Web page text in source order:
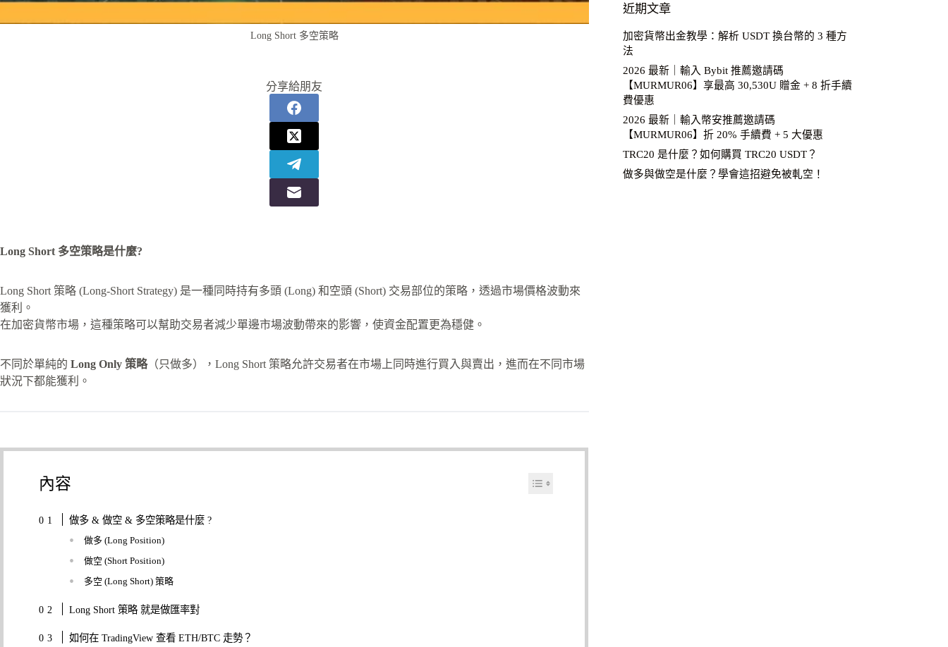
Long Short 多空策略
分享給朋友
Long Short 多空策略是什麼?
Long Short 策略 (Long-Short Strategy) 是一種同時持有多頭 (Long) 和空頭 (Short) 交易部位的策略，透過市場價格波動來
獲利。
在加密貨幣市場，這種策略可以幫助交易者減少單邊市場波動帶來的影響，使資金配置更為穩健。
不同於單純的 Long Only 策略（只做多），Long Short 策略允許交易者在市場上同時進行買入與賣出，進而在不同市場
狀況下都能獲利。
內容
做多 & 做空 & 多空策略是什麼 ?
做多 (Long Position)
做空 (Short Position)
多空 (Long Short) 策略
Long Short 策略 就是做匯率對
如何在 TradingView 查看 ETH/BTC 走勢？
近期文章
加密貨幣出金教學：解析 USDT 換台幣的 3 種方
法
2026 最新｜輸入 Bybit 推薦邀請碼
【MURMUR06】享最高 30,530U 贈金 + 8 折手續
費優惠
2026 最新｜輸入幣安推薦邀請碼
【MURMUR06】折 20% 手續費 + 5 大優惠
TRC20 是什麼？如何購買 TRC20 USDT？
做多與做空是什麼？學會這招避免被軋空！